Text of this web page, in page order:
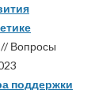
// Вопросы
поддержки